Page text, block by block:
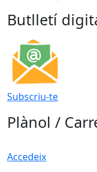
Butlletí
Subscriu-te
Plànol /
Accedeix